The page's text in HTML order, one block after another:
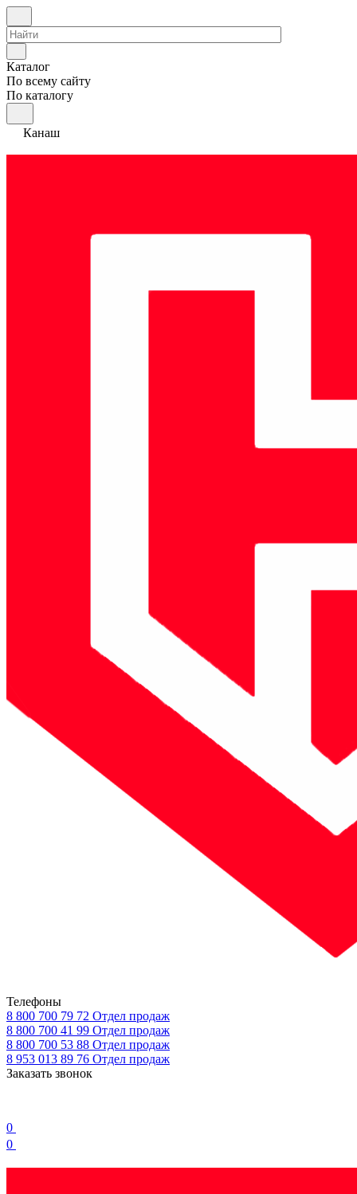
Каталог
По всему сайту
По каталогу
Канаш
Телефоны
8 800 700 79 72 Отдел продаж
8 800 700 41 99 Отдел продаж
8 800 700 53 88 Отдел продаж
8 953 013 89 76 Отдел продаж
Заказать звонок
0
0